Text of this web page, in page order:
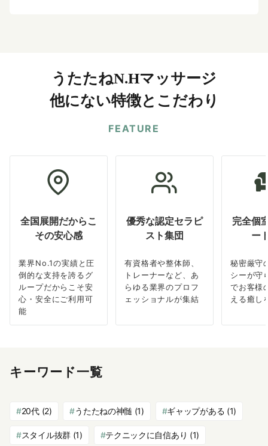
うたたねN.Hマッサージ
他にない特徴とこだわり
FEATURE
全国展開だからこ
その安心感
業界No.1の実績と圧
倒的な支持を誇るグ
ループだからこそ安
心・安全にご利用可
能
優秀な認定セラピ
スト集団
有資格者や整体師、
トレーナーなど、あ
らゆる業界のプロフ
ェッショナルが集結
完全個
ー
秘密厳守
シーが守
でお客様
える癒し
キーワード一覧
20代(2) うたたねの神髄 (1) ギャップがある (1)
スタイル抜群(1) テクニックに自信あり (1)